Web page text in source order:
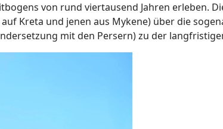
von rund viertausend Jahren erleben.
Kreta und jenen aus Mykene) über die
mit den Persern) zu der